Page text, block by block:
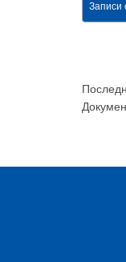
Записи